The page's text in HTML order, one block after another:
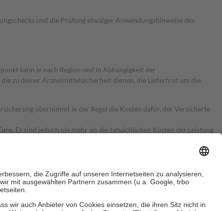
und die Prüfung etwaiger Anwendungshinweise des
kann je nach Region und in Abhängigkeit der
zu deiner Arzneimittelsicherheit dienen, die Lieferfrist um die
übernimmt in der Regel die Kosten dafür, der Versicherte
Es sind jedoch nie mehr als die tatsächlichen Kosten der Leistung
Zuzahlungen an bei: